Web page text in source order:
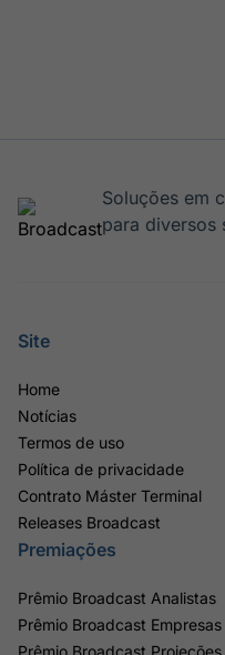
Soluções em
para diversos
Site
Home
Notícias
Termos de uso
Política de privacidade
Contrato Máster Terminal
Releases Broadcast
Premiações
Prêmio Broadcast Analistas
Prêmio Broadcast Empresas
Prêmio Broadcast Projeções